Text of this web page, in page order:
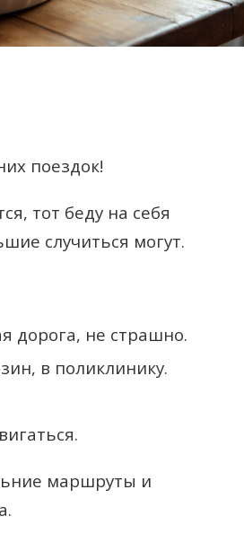
поездок!
тот беду на себя
случиться могут.
дорога, не страшно.
в поликлинику.
маршруты и